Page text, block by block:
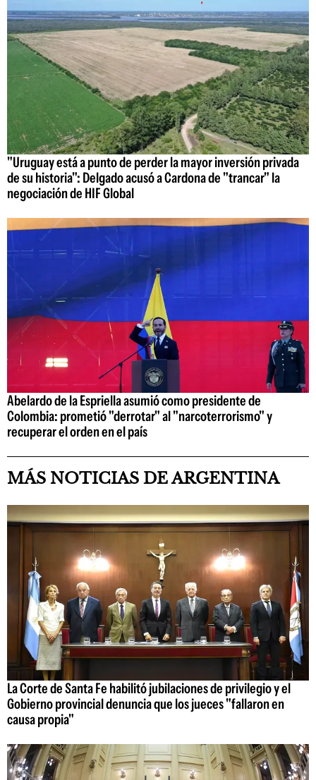
"Uruguay está a punto de perder la mayor inversión privada
de su historia": Delgado acusó a Cardona de "trancar" la
negociación de HIF Global
Abelardo de la Espriella asumió como presidente de
Colombia: prometió "derrotar" al "narcoterrorismo" y
recuperar el orden en el país
MÁS NOTICIAS DE ARGENTINA
La Corte de Santa Fe habilitó jubilaciones de privilegio y el
Gobierno provincial denuncia que los jueces "fallaron en
causa propia"